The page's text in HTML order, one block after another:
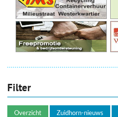
Filter
Overzicht Zuidhorn-nieuws